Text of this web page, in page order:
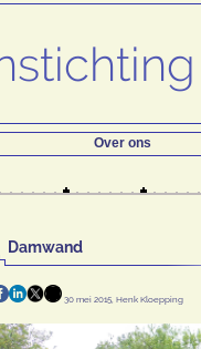
Over ons
Damwand
30 mei 2015, Henk Kloepping